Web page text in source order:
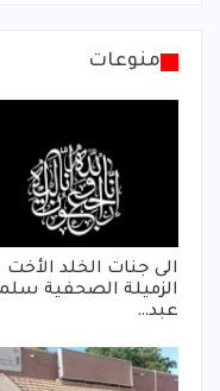
منوعات
الى جنات الخلد الأخت
الزميلة الصحفية
عبد…